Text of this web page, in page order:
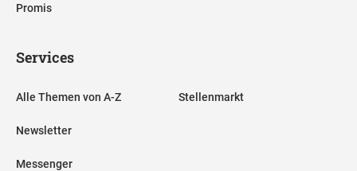
Promis
Services
Alle Themen von A-Z
Newsletter
Messenger
Stellenmarkt